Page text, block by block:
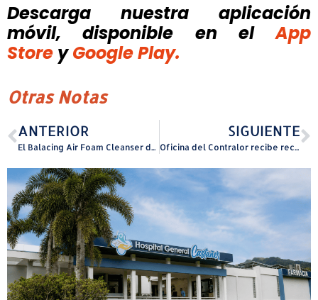
Descarga nuestra aplicación
móvil, disponible
en el
App
Store y Google Play.
Otras Notas
ANTERIOR
El Balacing Air Foam Cleanser de CeraVe apto para pieles combinadas
SIGUIENTE
Oficina del Contralor recibe reconocimiento